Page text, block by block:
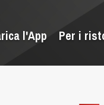
Per i
l'App